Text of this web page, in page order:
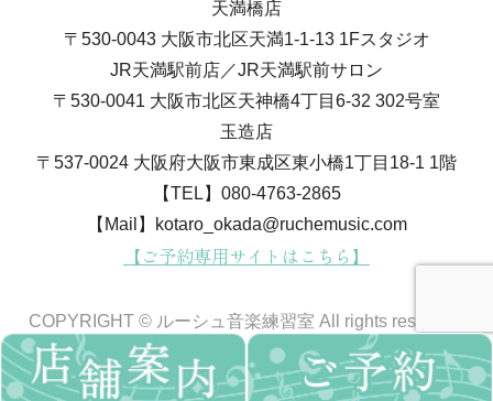
3）利用目的
当方では、お客様からの問い合わせを通じて、氏名、
生年月日、住所、電話番号、メールアドレス等の個人
情報をご提供いただく場合があります。
その場合は、以下の目的においてのみ利用いたしま
・お客様からのお問い合わせに回答するため
め
・当方のサービス向上・改善を検討する分析を行うた
め
天満橋店
〒530-0043 大阪市北区天満1-1-13 1Fスタジオ
JR天満駅前店／JR天満駅前サロン
〒530-0041 大阪市北区天神橋4丁目6-32 302号室
玉造店
〒537-0024 大阪府大阪市東成区東小橋1丁目18-1 1階
【TEL】080-4763-2865
【Mail】kotaro_okada@ruchemusic.com
【ご予約専用サイトはこちら】
COPYRIGHT © ルーシュ音楽練習室 All rights reserved.